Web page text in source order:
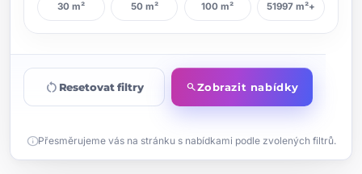
30 m² 50 m² 100 m² 51997 m²+
restart_alt Resetovat filtry searchZobrazit nabídky
infoPřesměrujeme vás na stránku s nabídkami podle zvolených filtrů.